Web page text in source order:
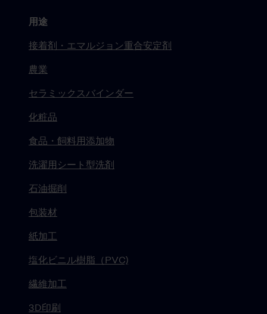
用途
接着剤・エマルジョン重合安定剤
農業
セラミックスバインダー
化粧品
食品・飼料用添加物
洗濯用シート型洗剤
石油掘削
包装材
紙加工
塩化ビニル樹脂（PVC)
繊維加工
3D印刷